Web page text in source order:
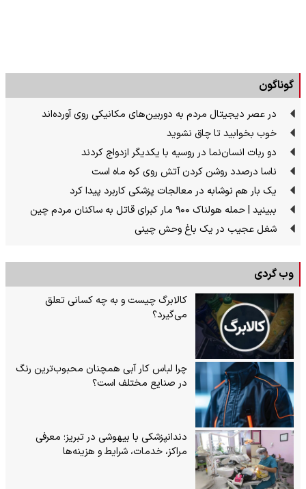
گوناگون
در عصر دیجیتال مردم به دوربین‌های مکانیکی روی آورده‌اند
خوب بخوابید تا چاق نشوید
دو ربات انسان‌نما در روسیه با یکدیگر ازدواج کردند
ناسا درصدد روشن کردن آتش روی کره ماه است
یک بار هم نوشابه در معالجات پزشکی کاربرد پیدا کرد
ببینید | حمله هولناک ۹۰۰ مار کبرای قاتل به ساکنان مردم چین
شغل عجیب در یک باغ وحش چینی
وب گردی
کالابرگ چیست و به چه کسانی تعلق
می‌گیرد؟
چرا لباس کار آبی همچنان محبوب‌ترین رنگ
در صنایع مختلف است؟
دندانپزشکی با بیهوشی در تبریز؛ معرفی
مراکز، خدمات، شرایط و هزینه‌ها